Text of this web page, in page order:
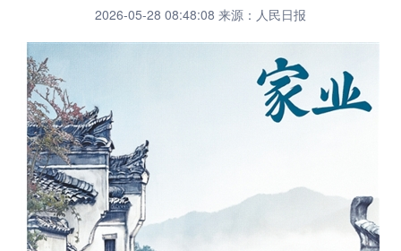
科技
文化 军事
访谈 视频
法律 中央文件
食品 人居 数字经济
2026-05-28 08:48:08 来源：人民日报